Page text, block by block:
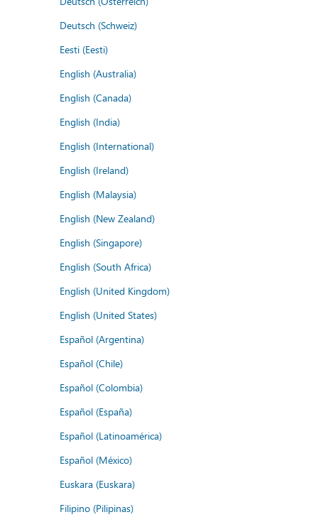
Deutsch (Schweiz)
Eesti (Eesti)
English (Australia)
English (Canada)
English (India)
English (International)
English (Ireland)
English (Malaysia)
English (New Zealand)
English (Singapore)
English (South Africa)
English (United Kingdom)
English (United States)
Español (Argentina)
Español (Chile)
Español (Colombia)
Español (España)
Español (Latinoamérica)
Español (México)
Euskara (Euskara)
Filipino (Pilipinas)